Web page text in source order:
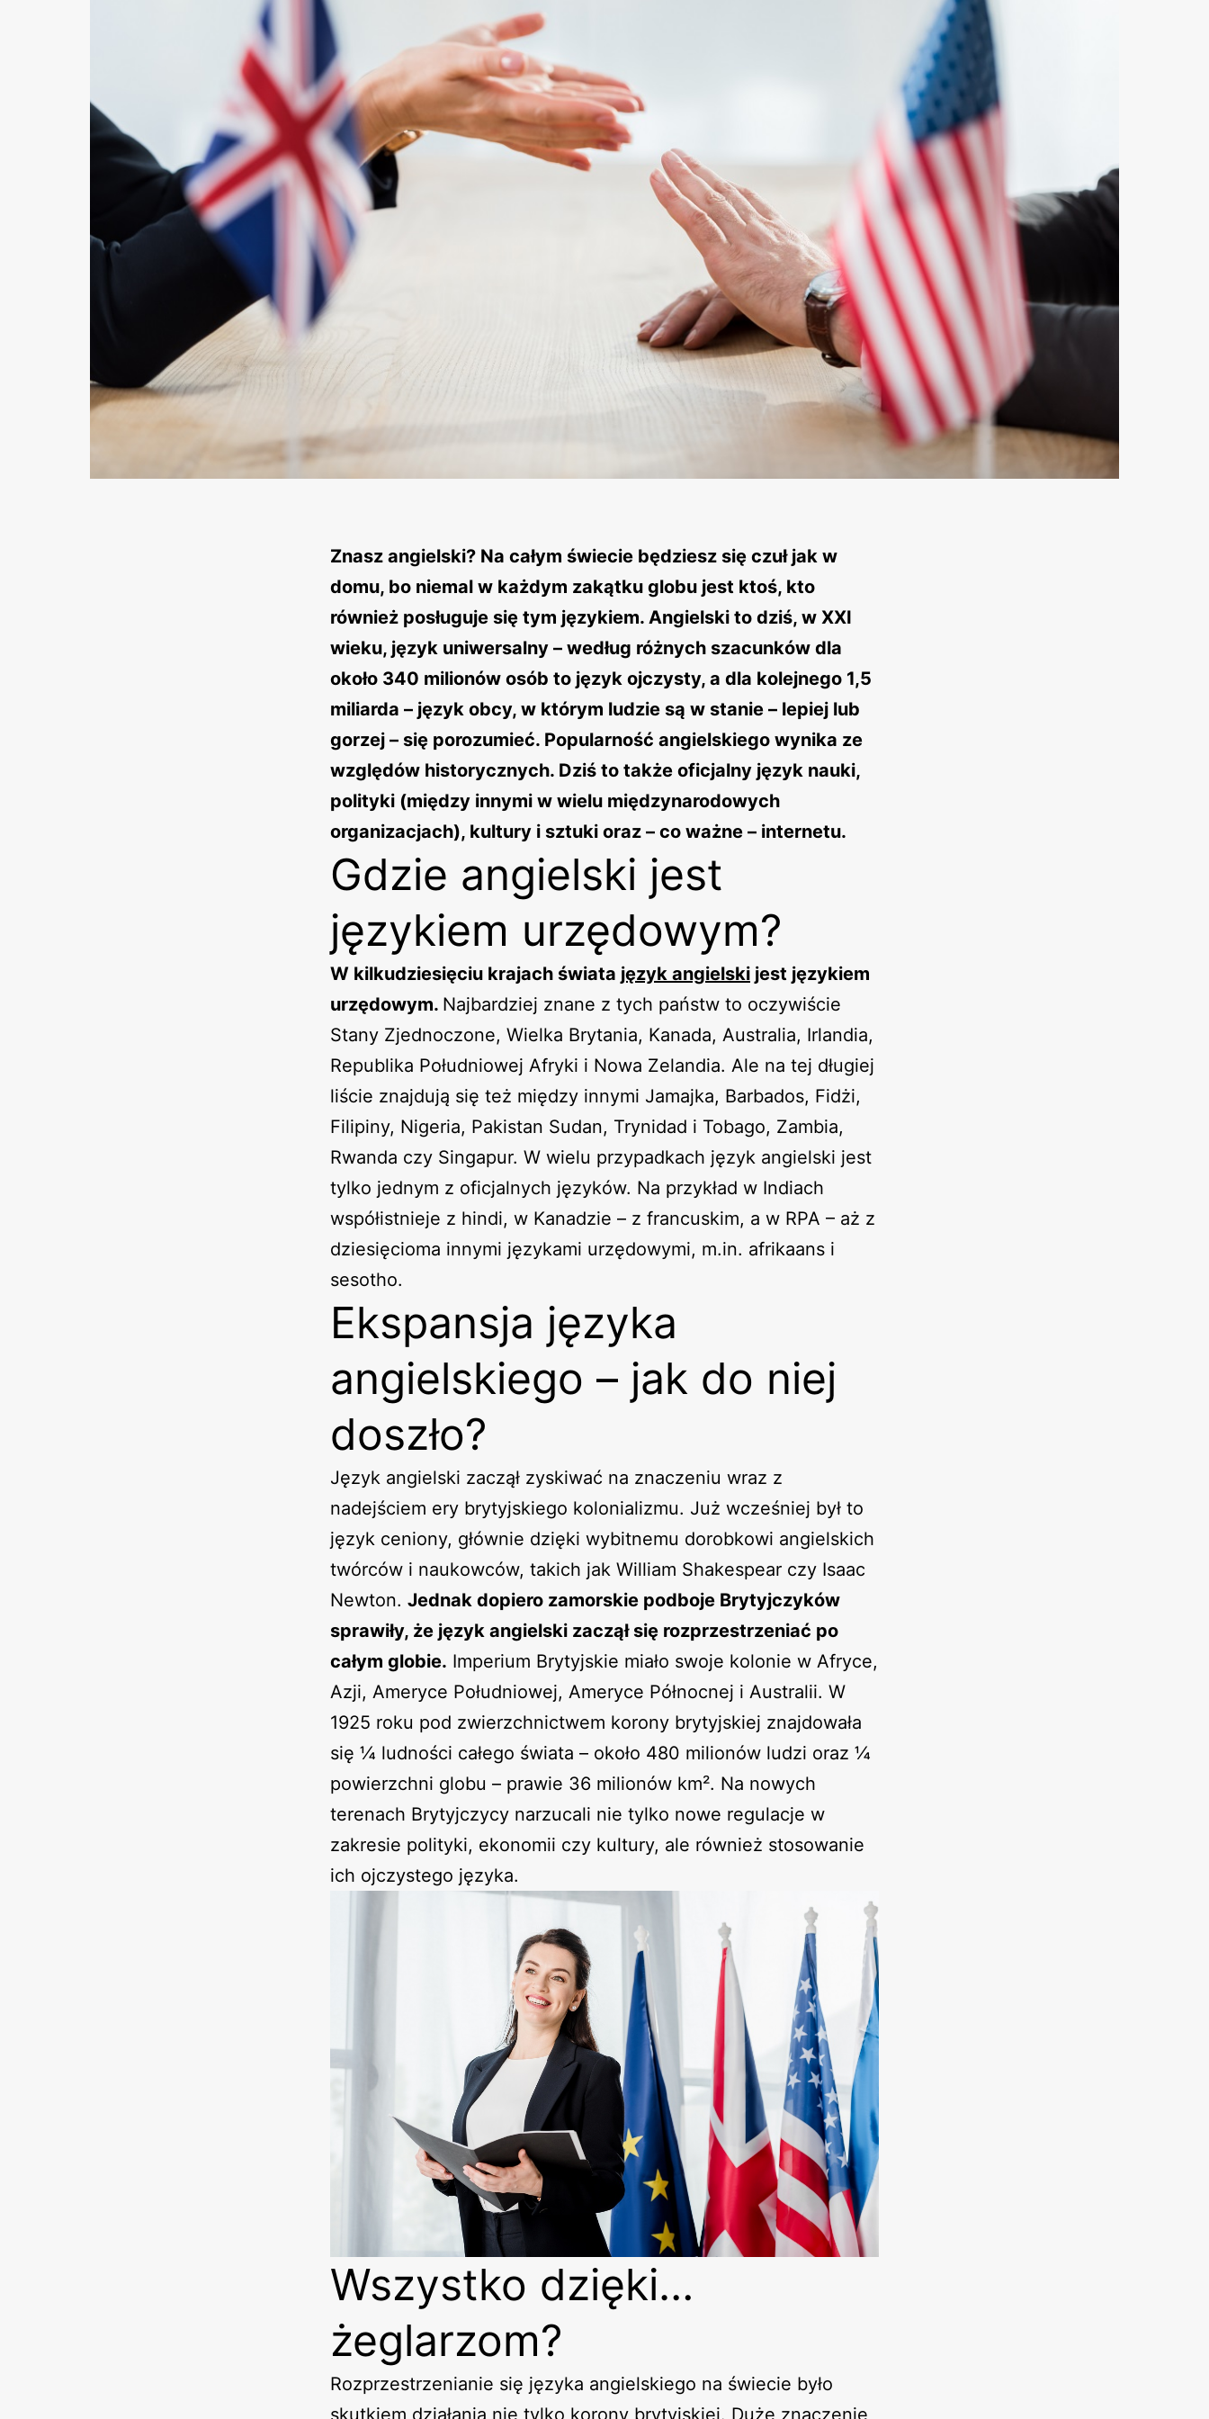
Znasz angielski? Na całym świecie będziesz się czuł jak w
domu, bo niemal w każdym zakątku globu jest ktoś, kto
również posługuje się tym językiem. Angielski to dziś, w XXI
wieku, język uniwersalny – według różnych szacunków dla
około 340 milionów osób to język ojczysty, a dla kolejnego 1,5
miliarda – język obcy, w którym ludzie są w stanie – lepiej lub
gorzej – się porozumieć. Popularność angielskiego wynika ze
względów historycznych. Dziś to także oficjalny język nauki,
polityki (między innymi w wielu międzynarodowych
organizacjach), kultury i sztuki oraz – co ważne – internetu.
Gdzie angielski jest
językiem urzędowym?
W kilkudziesięciu krajach świata język angielski jest językiem
urzędowym. Najbardziej znane z tych państw to oczywiście
Stany Zjednoczone, Wielka Brytania, Kanada, Australia, Irlandia,
Republika Południowej Afryki i Nowa Zelandia. Ale na tej długiej
liście znajdują się też między innymi Jamajka, Barbados, Fidżi,
Filipiny, Nigeria, Pakistan Sudan, Trynidad i Tobago, Zambia,
Rwanda czy Singapur. W wielu przypadkach język angielski jest
tylko jednym z oficjalnych języków. Na przykład w Indiach
współistnieje z hindi, w Kanadzie – z francuskim, a w RPA – aż z
dziesięcioma innymi językami urzędowymi, m.in. afrikaans i
sesotho.
Ekspansja języka
angielskiego – jak do niej
doszło?
Język angielski zaczął zyskiwać na znaczeniu wraz z
nadejściem ery brytyjskiego kolonializmu. Już wcześniej był to
język ceniony, głównie dzięki wybitnemu dorobkowi angielskich
twórców i naukowców, takich jak William Shakespear czy Isaac
Newton. Jednak dopiero zamorskie podboje Brytyjczyków
sprawiły, że język angielski zaczął się rozprzestrzeniać po
całym globie. Imperium Brytyjskie miało swoje kolonie w Afryce,
Azji, Ameryce Południowej, Ameryce Północnej i Australii. W
1925 roku pod zwierzchnictwem korony brytyjskiej znajdowała
się ¼ ludności całego świata – około 480 milionów ludzi oraz ¼
powierzchni globu – prawie 36 milionów km². Na nowych
terenach Brytyjczycy narzucali nie tylko nowe regulacje w
zakresie polityki, ekonomii czy kultury, ale również stosowanie
ich ojczystego języka.
Wszystko dzięki…
żeglarzom?
Rozprzestrzenianie się języka angielskiego na świecie było
skutkiem działania nie tylko korony brytyjskiej. Duże znaczenie